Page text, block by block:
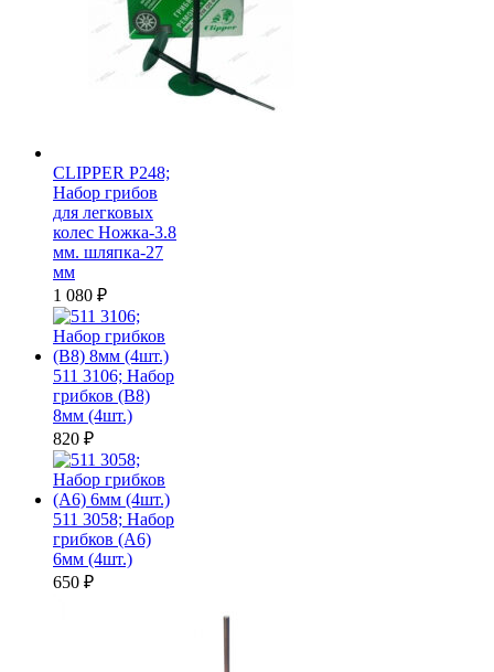
CLIPPER P248;
Набор грибов
для легковых
колес Ножка-3.8
мм. шляпка-27
мм
1 080 ₽
511 3106; Набор
грибков (B8)
8мм (4шт.)
820 ₽
511 3058; Набор
грибков (A6)
6мм (4шт.)
650 ₽